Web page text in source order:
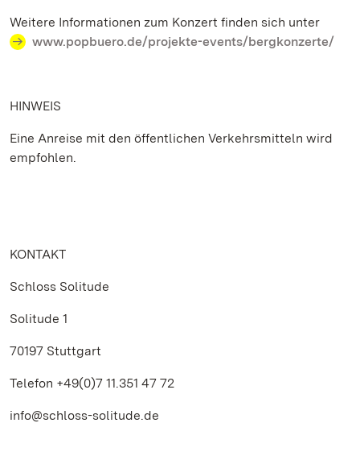
Weitere Informationen zum Konzert finden sich unter
www.popbuero.de/projekte-events/bergkonzerte/
HINWEIS
Eine Anreise mit den öffentlichen Verkehrsmitteln wird
empfohlen.
KONTAKT
Schloss Solitude
Solitude 1
70197 Stuttgart
Telefon +49(0)7 11.351 47 72
info@schloss-solitude.de